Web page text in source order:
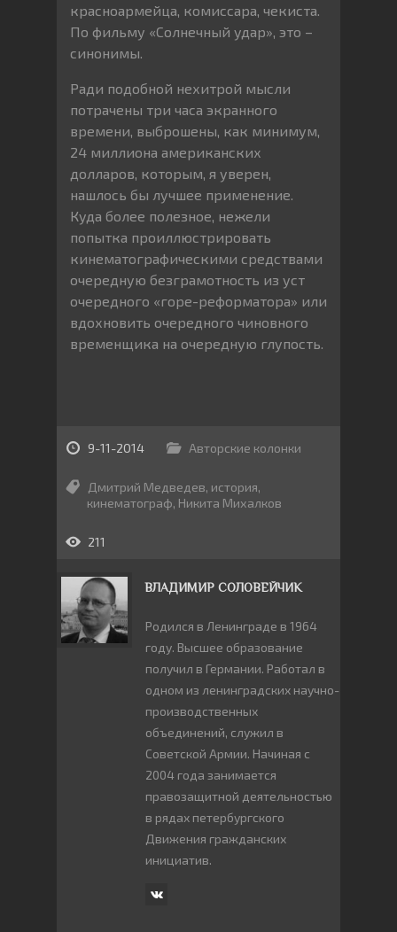
красноармейца, комиссара, чекиста.
По фильму «Солнечный удар», это –
синонимы.
Ради подобной нехитрой мысли
потрачены три часа экранного
времени, выброшены, как минимум,
24 миллиона американских
долларов, которым, я уверен,
нашлось бы лучшее применение.
Куда более полезное, нежели
попытка проиллюстрировать
кинематографическими средствами
очередную безграмотность из уст
очередного «горе-реформатора» или
вдохновить очередного чиновного
временщика на очередную глупость.
9-11-2014 Авторские колонки
Дмитрий Медведев, история,
кинематограф, Никита Михалков
211
ВЛАДИМИР СОЛОВЕЙЧИК
Родился в Ленинграде в 1964
году. Высшее образование
получил в Германии. Работал в
одном из ленинградских научно-
производственных
объединений, служил в
Советской Армии. Начиная с
2004 года занимается
правозащитной деятельностью
в рядах петербургского
Движения гражданских
инициатив.